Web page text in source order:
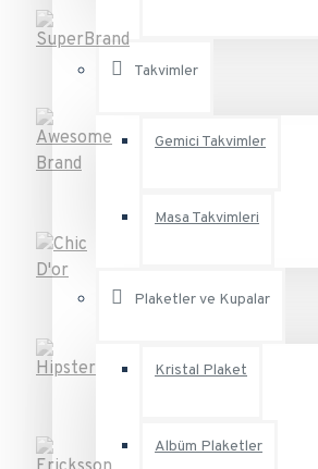
Takvimler
Gemici Takvimler
Masa Takvimleri
Plaketler ve Kupalar
Kristal Plaket
Albüm Plaketler